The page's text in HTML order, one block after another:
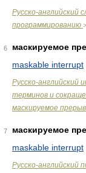
Русско-английский
программированию >
6
маскируемое
maskable interrupt
Русско-английский
терминов и
маскируемое
7
маскируемое
maskable interrupt
Русско-английский